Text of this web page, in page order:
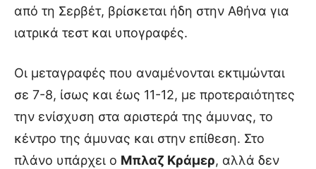
από τη Σερβέτ, βρίσκεται ήδη στην Αθήνα για
ιατρικά τεστ και υπογραφές.
Οι μεταγραφές που αναμένονται εκτιμώνται
σε 7-8, ίσως και έως 11-12, με προτεραιότητες
την ενίσχυση στα αριστερά της άμυνας, το
κέντρο της άμυνας και στην επίθεση. Στο
πλάνο υπάρχει ο Μπλαζ Κράμερ, αλλά δεν